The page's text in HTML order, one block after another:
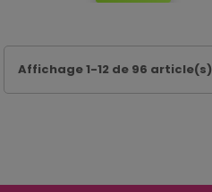
Affichage 1-12 de 96 article(s)